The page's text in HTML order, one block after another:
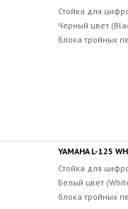
Стойка для
Черный цвет
блока тройных
YAMAHA L-125 WH
Стойка для
Белый цвет
блока тройных